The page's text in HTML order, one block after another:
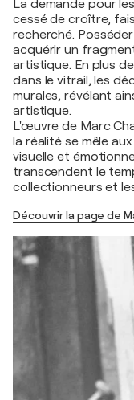
La demande pour
cessé de croître,
recherché.
acquérir un
artistique. En plus
dans le vitrail, les
murales, révélant
artistique.
L'œuvre de Marc
la réalité se mêle
visuelle et
transcendent le
collectionneurs et
Découvrir la page de